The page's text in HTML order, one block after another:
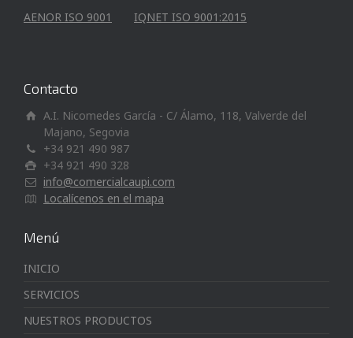
AENOR ISO 9001 IQNET ISO 9001:2015
Contacto
A.I. Nicomedes García - C/ Álamo, 118, Valverde del
Majano, Segovia
+34 921 490 987
+34 921 490 328
info@comercialcaupi.com
Localícenos en el mapa
Menú
INICIO
SERVICIOS
NUESTROS PRODUCTOS